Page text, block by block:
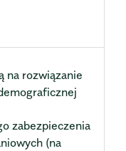
na rozwiązanie
zabezpieczenia
(na